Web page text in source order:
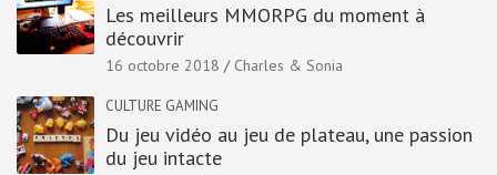
Les meilleurs MMORPG du moment à
découvrir
16 octobre 2018 Charles & Sonia
CULTURE GAMING
Du jeu vidéo au jeu de plateau, une passion
du jeu intacte